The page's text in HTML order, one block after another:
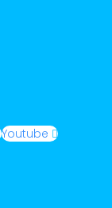
Youtube